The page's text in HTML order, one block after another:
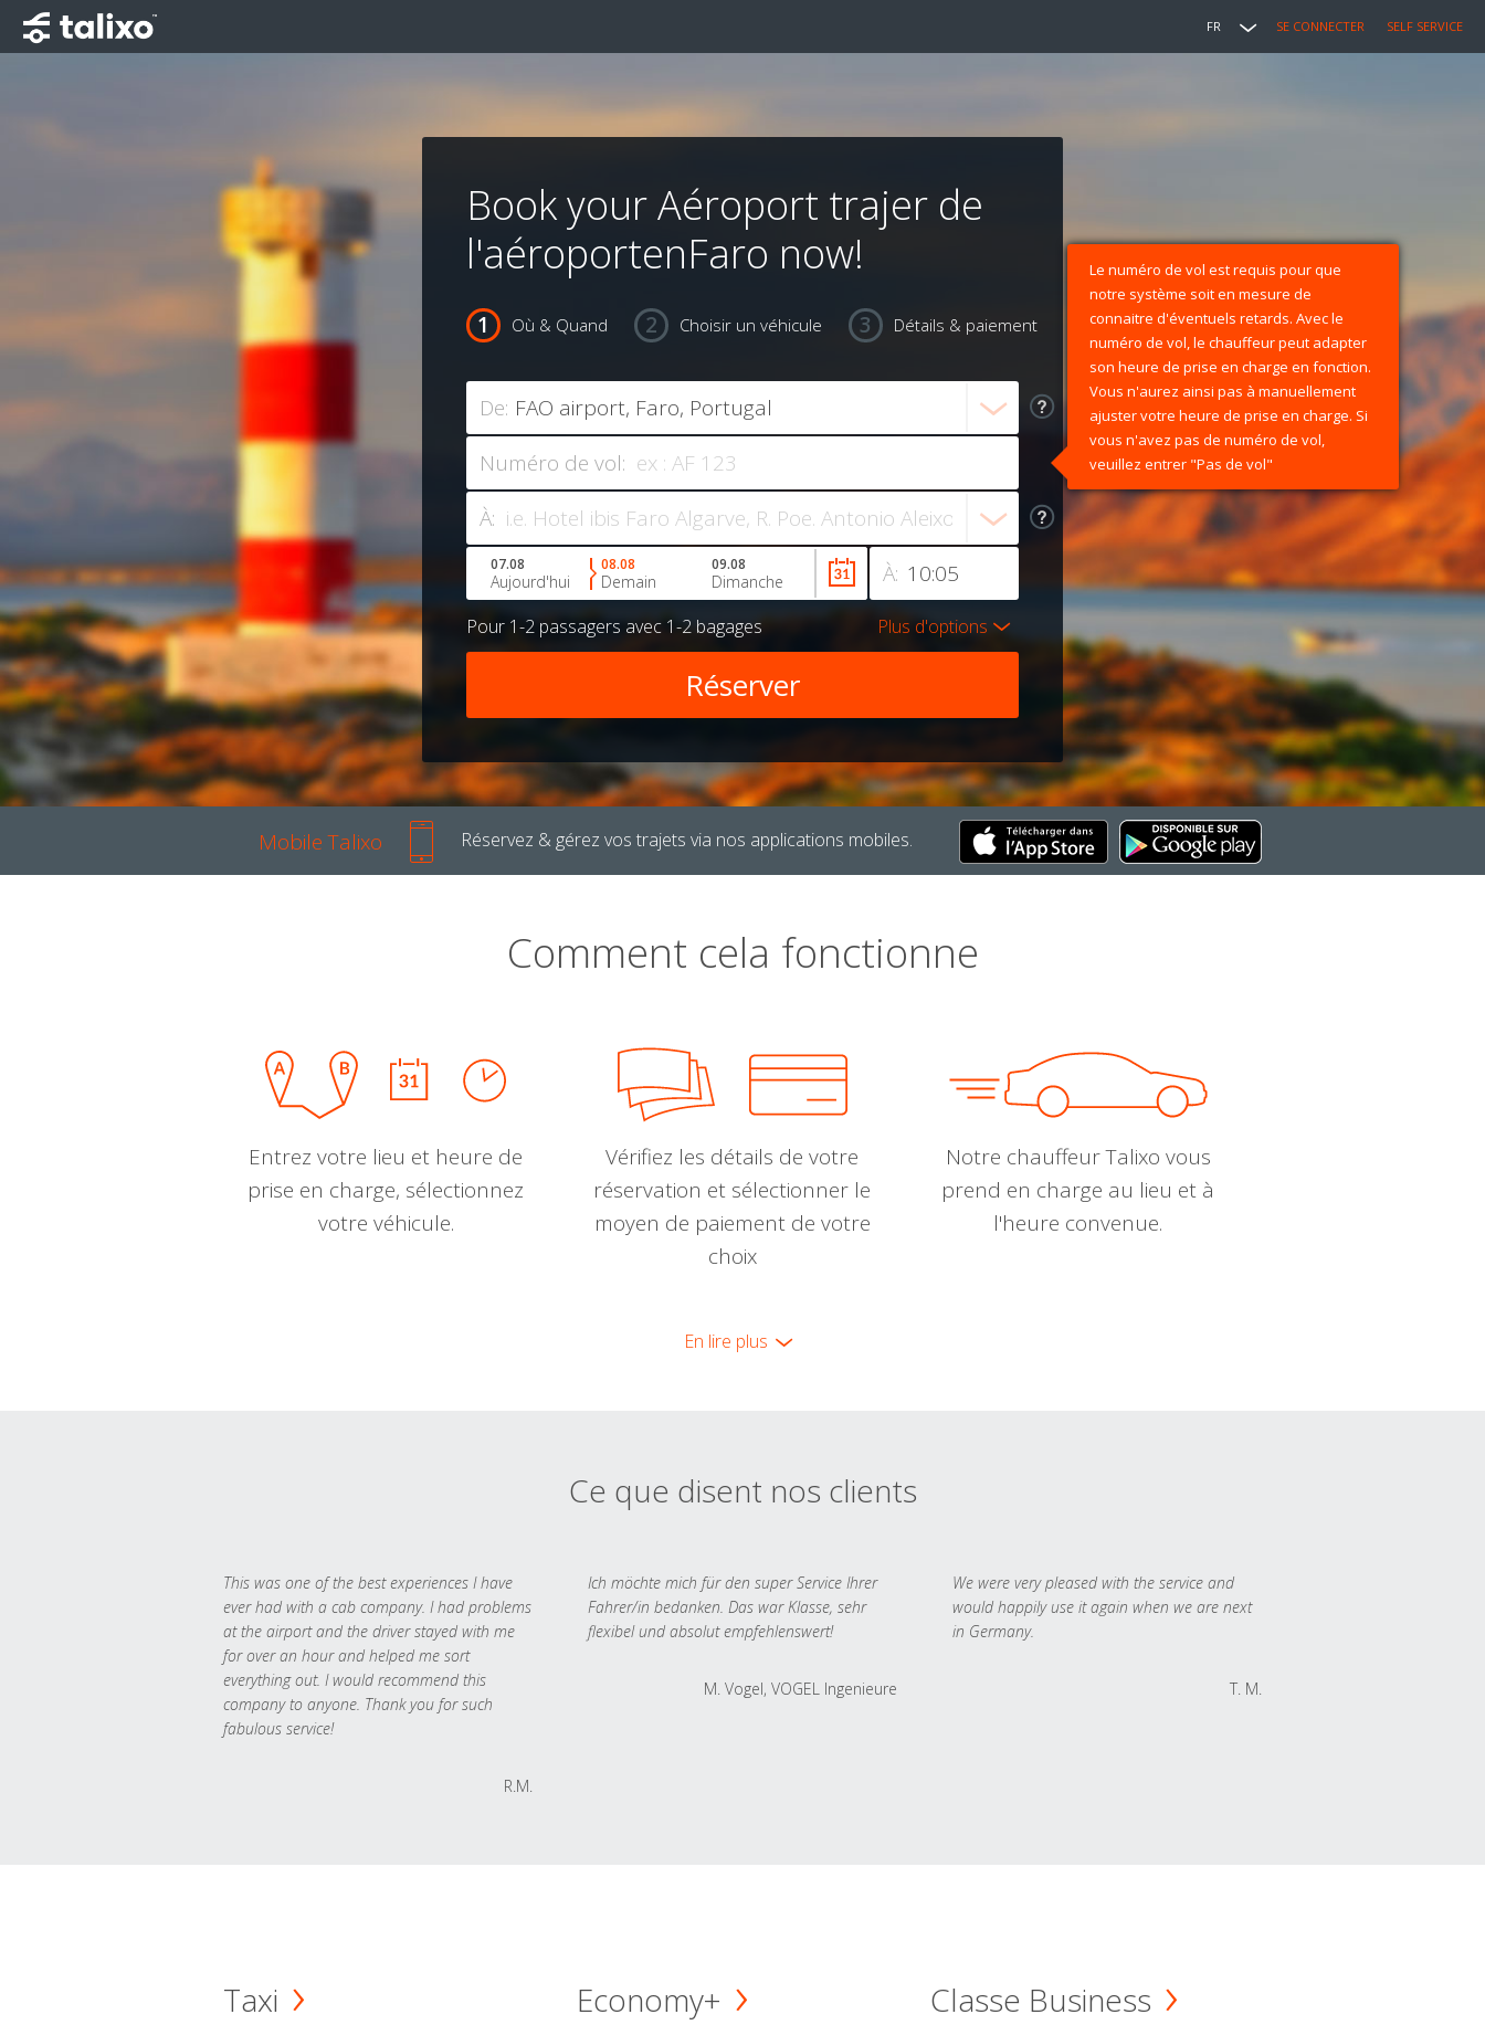
FR SE CONNECTER SELF SERVICE
Book your Aéroport trajer de
l'aéroportenFaro now!
Où & Quand Choisir un véhicule Détails & paiement
De:
Numéro de vol:
Le numéro de vol est requis pour que
notre système soit en mesure de
connaitre d'éventuels retards. Avec le
numéro de vol, le chauffeur peut adapter
son heure de prise en charge en fonction.
Vous n'aurez ainsi pas à manuellement
ajuster votre heure de prise en charge. Si
vous n'avez pas de numéro de vol,
veuillez entrer "Pas de vol"
À:
À:
07.08
Aujourd'hui
08.08
Demain
09.08
Dimanche
Pour 1-2 passagers avec 1-2 bagages Plus d'options
Mobile Talixo Réservez & gérez vos trajets via nos applications mobiles.
Comment cela fonctionne
Entrez votre lieu et heure de
prise en charge, sélectionnez
votre véhicule.
Vérifiez les détails de votre
réservation et sélectionner le
moyen de paiement de votre
choix
Notre chauffeur Talixo vous
prend en charge au lieu et à
l'heure convenue.
En lire plus
Ce que disent nos clients
This was one of the best experiences I have
ever had with a cab company. I had problems
at the airport and the driver stayed with me
for over an hour and helped me sort
everything out. I would recommend this
company to anyone. Thank you for such
fabulous service!
R.M.
Ich möchte mich für den super Service Ihrer
Fahrer/in bedanken. Das war Klasse, sehr
flexibel und absolut empfehlenswert!
M. Vogel, VOGEL Ingenieure
We were very pleased with the service and
would happily use it again when we are next
in Germany.
T. M.
Taxi Economy+ Classe Business